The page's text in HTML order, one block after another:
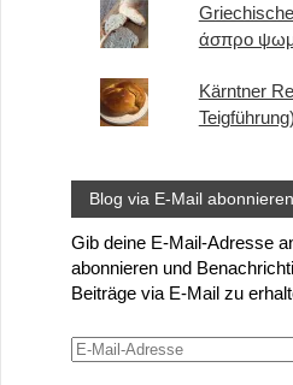
άσπρο
Kärntner
Teigführung)
Blog via E-Mail abonnieren
Gib deine E-Mail-Adresse
abonnieren und
Beiträge via E-Mail zu
E-